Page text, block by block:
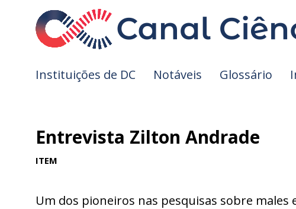
Instituições de DC Notáveis Glossário
Entrevista Zilton Andrade
ITEM
Um dos pioneiros nas pesquisas sobre males